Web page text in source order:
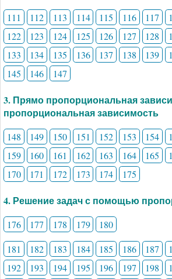
111 112 113 114 115 116 117
122
123 124 125 126 127 128
133
134 135 136 137 138 139
145
146 147
3. Прямо пропорциональная
пропорциональная зависимость
148 149 150 151 152 153 154
159
160 161 162 163 164 165
170
171 172 173 174 175
4. Решение задач с помощью
176 177 178 179
180
181
182 183 184 185 186 187
192
193 194 195 196 197 198